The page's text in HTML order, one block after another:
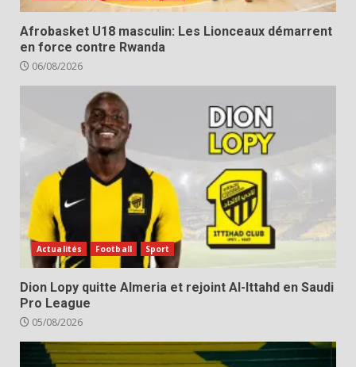
Afrobasket U18 masculin: Les Lionceaux démarrent
en force contre Rwanda
06/08/2026
Actualités Football Sport
Dion Lopy quitte Almeria et rejoint Al-Ittahd en Saudi
Pro League
05/08/2026